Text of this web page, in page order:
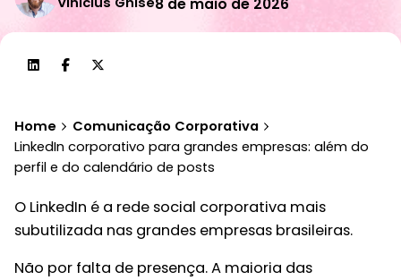
8 de maio de 2026
Home
Comunicação Corporativa
LinkedIn corporativo para grandes empresas: além do
perfil e do calendário de posts
O LinkedIn é a rede social corporativa mais
subutilizada nas grandes empresas brasileiras.
Não por falta de presença. A maioria das